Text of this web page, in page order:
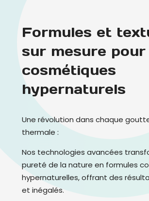
Formules et
sur mesure pour
cosmétiques
hypernaturels
Une révolution dans chaque
thermale :
Nos technologies avancées
pureté de la nature en formules
hypernaturelles, offrant des
et inégalés.